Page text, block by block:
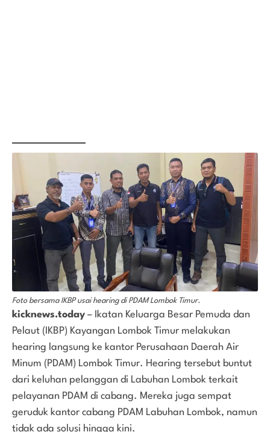
Foto bersama IKBP usai hearing di PDAM Lombok Timur.
kicknews.today – Ikatan Keluarga Besar Pemuda dan
Pelaut (IKBP) Kayangan Lombok Timur melakukan
hearing langsung ke kantor Perusahaan Daerah Air
Minum (PDAM) Lombok Timur. Hearing tersebut buntut
dari keluhan pelanggan di Labuhan Lombok terkait
pelayanan PDAM di cabang. Mereka juga sempat
geruduk kantor cabang PDAM Labuhan Lombok, namun
tidak ada solusi hingga kini.